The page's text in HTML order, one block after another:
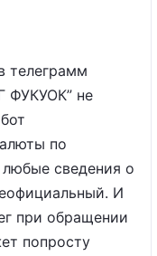
телеграмм
не
по
сведения о
И
при обращении
попросту